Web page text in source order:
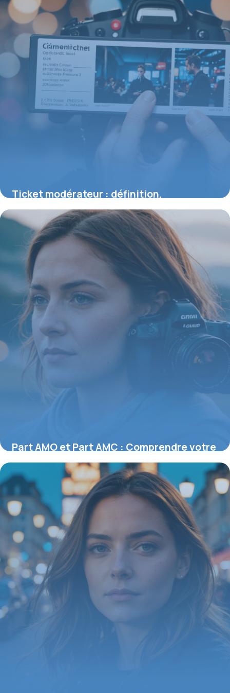
Ticket modérateur : définition,
fonctionnement et impact sur votre
remboursement santé
30 juillet 2026
Part AMO et Part AMC : Comprendre votre
couverture santé en France
27 juillet 2026